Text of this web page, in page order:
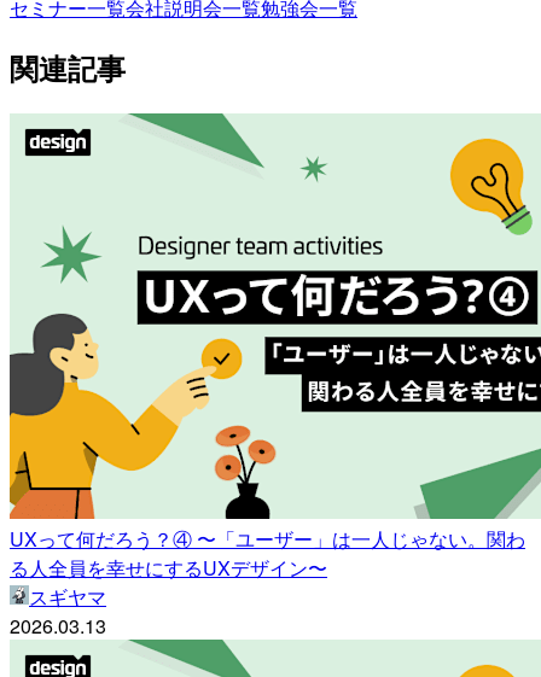
セミナー一覧会社説明会一覧勉強会一覧
関連記事
UXって何だろう？④ 〜「ユーザー」は一人じゃない。関わ
る人全員を幸せにするUXデザイン〜
スギヤマ
2026.03.13